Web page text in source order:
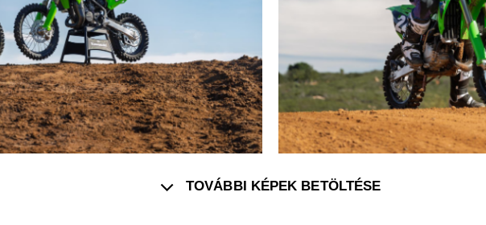
TOVÁBBI KÉPEK BETÖLTÉSE